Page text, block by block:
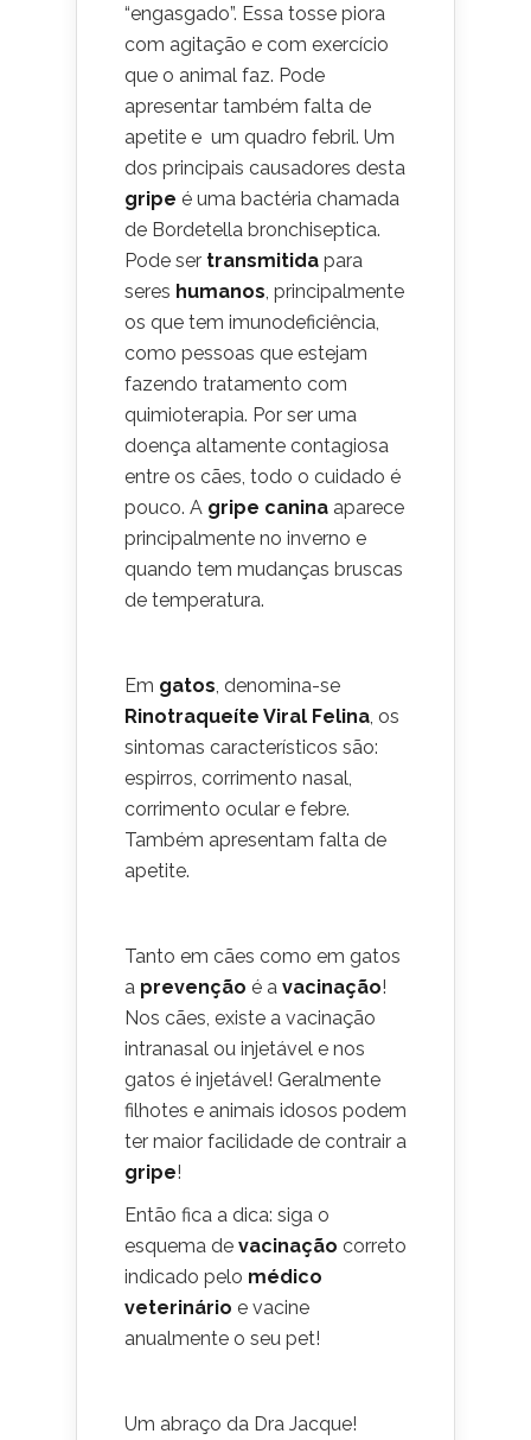
“engasgado”. Essa tosse piora
com agitação e com exercício
que o animal faz. Pode
apresentar também falta de
apetite e um quadro febril. Um
dos principais causadores desta
gripe é uma bactéria chamada
de Bordetella bronchiseptica.
Pode ser transmitida para
seres humanos, principalmente
os que tem imunodeficiência,
como pessoas que estejam
fazendo tratamento com
quimioterapia. Por ser uma
doença altamente contagiosa
entre os cães, todo o cuidado é
pouco. A gripe canina aparece
principalmente no inverno e
quando tem mudanças bruscas
de temperatura.
Em gatos, denomina-se
Rinotraqueíte Viral Felina, os
sintomas característicos são:
espirros, corrimento nasal,
corrimento ocular e febre.
Também apresentam falta de
apetite.
Tanto em cães como em gatos
a prevenção é a vacinação!
Nos cães, existe a vacinação
intranasal ou injetável e nos
gatos é injetável! Geralmente
filhotes e animais idosos podem
ter maior facilidade de contrair a
gripe!
Então fica a dica: siga o
esquema de vacinação correto
indicado pelo médico
veterinário e vacine
anualmente o seu pet!
Um abraço da Dra Jacque!